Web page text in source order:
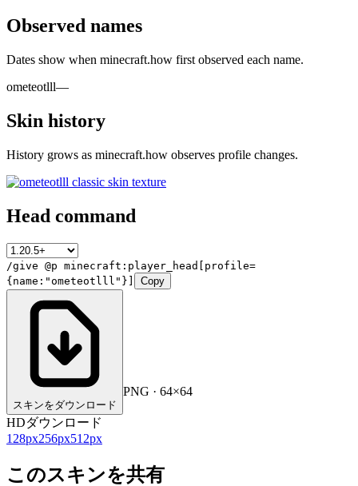
Observed names
Dates show when minecraft.how first observed each name.
ometeotlll—
Skin history
History grows as minecraft.how observes profile changes.
Head command
/give @p minecraft:player_head[profile=
{name:"ometeotlll"}]
Copy
スキンをダウンロード
PNG · 64×64
HDダウンロード
128px256px512px
このスキンを共有